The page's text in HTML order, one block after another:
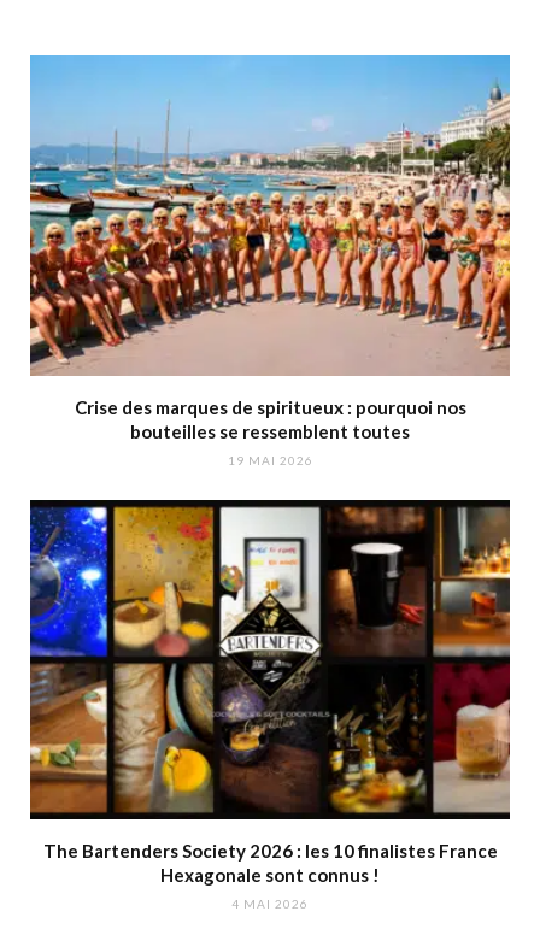
Crise des marques de spiritueux : pourquoi nos
bouteilles se ressemblent toutes
19 MAI 2026
The Bartenders Society 2026 : les 10 finalistes France
Hexagonale sont connus !
4 MAI 2026